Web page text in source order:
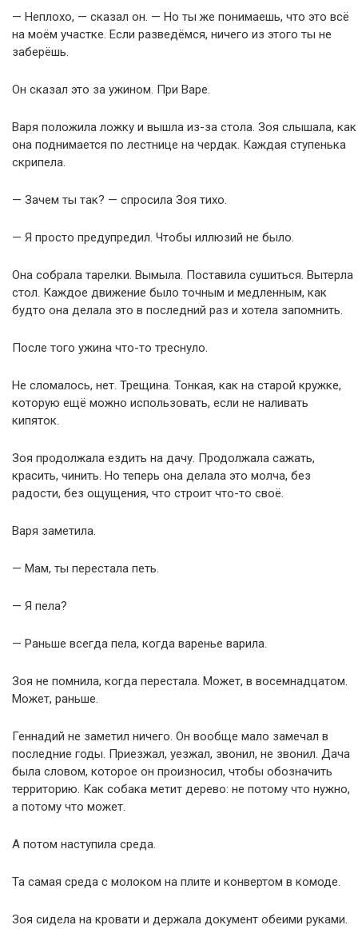
— Неплохо, — сказал он. — Но ты же понимаешь, что это всё
на моём участке. Если разведёмся, ничего из этого ты не
заберёшь.
Он сказал это за ужином. При Варе.
Варя положила ложку и вышла из-за стола. Зоя слышала, как
она поднимается по лестнице на чердак. Каждая ступенька
скрипела.
— Зачем ты так? — спросила Зоя тихо.
— Я просто предупредил. Чтобы иллюзий не было.
Она собрала тарелки. Вымыла. Поставила сушиться. Вытерла
стол. Каждое движение было точным и медленным, как
будто она делала это в последний раз и хотела запомнить.
После того ужина что-то треснуло.
Не сломалось, нет. Трещина. Тонкая, как на старой кружке,
которую ещё можно использовать, если не наливать
кипяток.
Зоя продолжала ездить на дачу. Продолжала сажать,
красить, чинить. Но теперь она делала это молча, без
радости, без ощущения, что строит что-то своё.
Варя заметила.
— Мам, ты перестала петь.
— Я пела?
— Раньше всегда пела, когда варенье варила.
Зоя не помнила, когда перестала. Может, в восемнадцатом.
Может, раньше.
Геннадий не заметил ничего. Он вообще мало замечал в
последние годы. Приезжал, уезжал, звонил, не звонил. Дача
была словом, которое он произносил, чтобы обозначить
территорию. Как собака метит дерево: не потому что нужно,
а потому что может.
А потом наступила среда.
Та самая среда с молоком на плите и конвертом в комоде.
Зоя сидела на кровати и держала документ обеими руками.